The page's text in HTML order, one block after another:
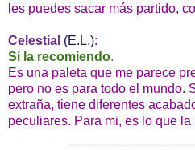
les puedes sacar más partido,
Celestial (E.L.):
Sí la recomiendo.
Es una paleta que me parece
pero no es para todo el mundo.
extraña, tiene diferentes
peculiares. Para mi, es lo que la